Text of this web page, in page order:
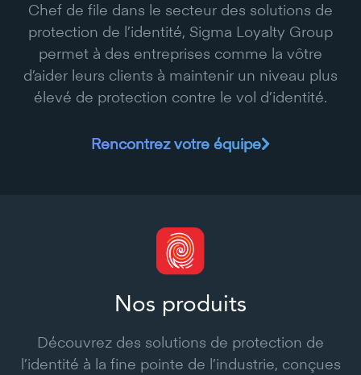
Chef de file dans le secteur des solutions de
protection de l’identité, Sigma Loyalty Group
permet à des entreprises comme la vôtre
d’aider leurs clients à maintenir un niveau plus
élevé de protection contre le vol d’identité.
Rencontrez votre équipe
Nos produits
Découvrez des solutions de protection de
l’identité à la fine pointe de l’industrie, conçues